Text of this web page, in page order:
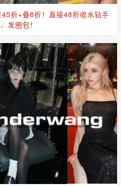
折+叠8折！直接48折收水钻手
发圈包！